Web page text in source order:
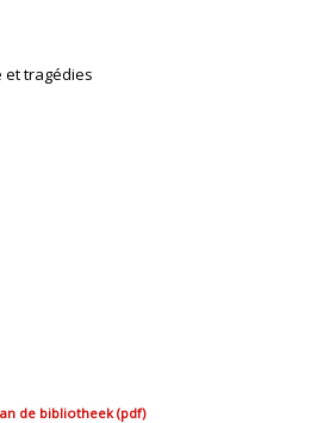
et tragédies
de bibliotheek (pdf)